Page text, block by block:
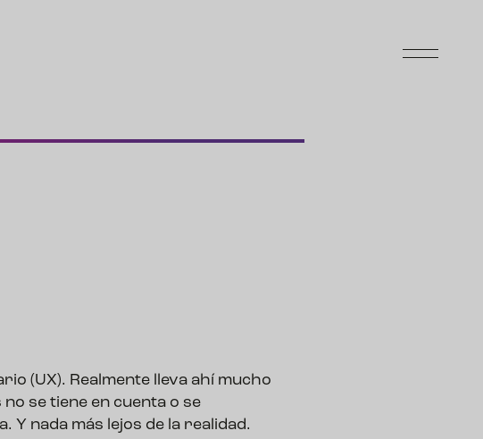
(UX). Realmente lleva ahí mucho
se tiene en cuenta o se
Y nada más lejos de la realidad.